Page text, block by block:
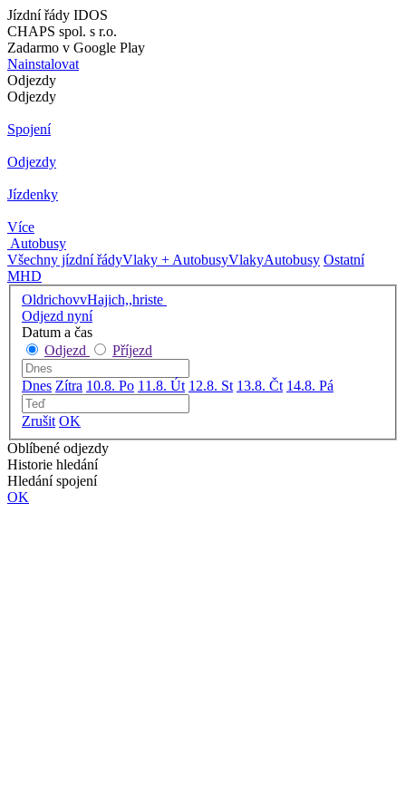
Jízdní řády IDOS
CHAPS spol. s r.o.
Zadarmo v Google Play
Nainstalovat
Odjezdy
Odjezdy
Spojení
Odjezdy
Jízdenky
Více
Autobusy
Všechny jízdní řádyVlaky + AutobusyVlakyAutobusy Ostatní
MHD
OldrichovvHajich,,hriste
Odjezd nyní
Datum a čas
Odjezd
Příjezd
Dnes Zítra 10.8. Po 11.8. Út 12.8. St 13.8. Čt 14.8. Pá
Zrušit OK
Oblíbené odjezdy
Historie hledání
Hledání spojení
OK